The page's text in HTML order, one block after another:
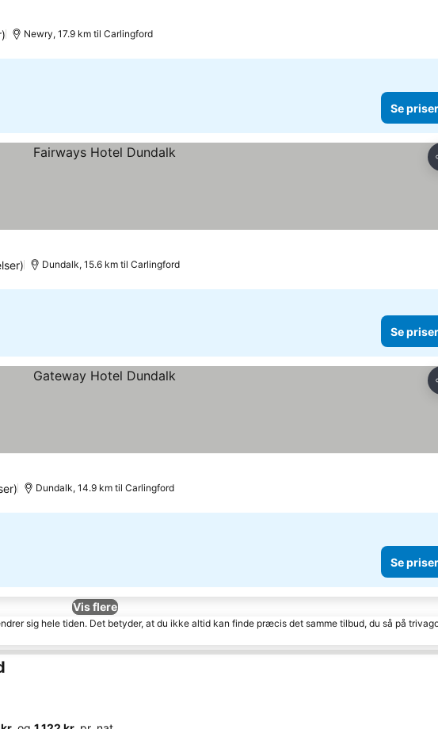
Newry, 17.9 km til Carlingford
Se priser
Dundalk, 15.6 km til Carlingford
Se priser
Dundalk, 14.9 km til Carlingford
Se priser
Vis flere
sig hele tiden. Det betyder, at du ikke altid kan finde præcis det samme tilbud, du så på